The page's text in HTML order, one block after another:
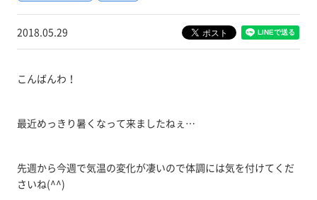
2018.05.29
こんばんわ！
最近めっきり暑くなって来ましたねぇ…
先週から今週で気温の変化が凄いので体調には気を付けてくだ
さいね(^^)